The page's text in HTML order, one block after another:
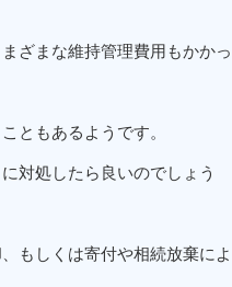
ざまな維持管理費用もかかっ
ともあるようです。
対処したら良いのでしょう
もしくは寄付や相続放棄によ